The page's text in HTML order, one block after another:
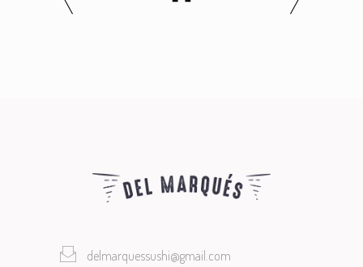
delmarquessushi@gmail.com